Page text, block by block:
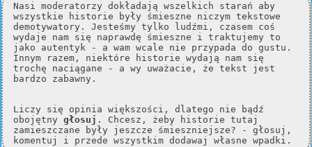
Nasi moderatorzy dokładają wszelkich starań aby
wszystkie historie były śmieszne niczym tekstowe
demotywatory. Jesteśmy tylko ludźmi, czasem coś
wydaje nam się naprawdę śmieszne i traktujemy to
jako autentyk - a wam wcale nie przypada do gustu.
Innym razem, niektóre historie wydają nam się
trochę naciągane - a wy uważacie, że tekst jest
bardzo zabawny.
Liczy się opinia większości, dlatego nie bądź
obojętny głosuj . Chcesz, żeby historie tutaj
zamieszczane były jeszcze śmieszniejsze? - głosuj,
komentuj i przede wszystkim dodawaj własne wpadki.